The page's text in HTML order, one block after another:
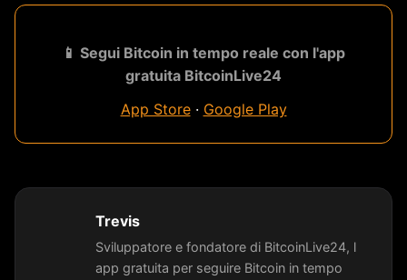
📱 Segui Bitcoin in tempo reale con l'app
gratuita BitcoinLive24
App Store· Google Play
Trevis
Sviluppatore e fondatore di BitcoinLive24, l
app gratuita per seguire Bitcoin in tempo